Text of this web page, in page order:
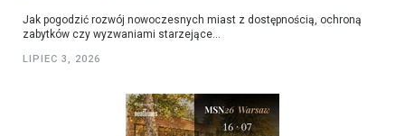
Jak pogodzić rozwój nowoczesnych miast z dostępnością, ochroną
zabytków czy wyzwaniami starzejące...
LIPIEC 3, 2026